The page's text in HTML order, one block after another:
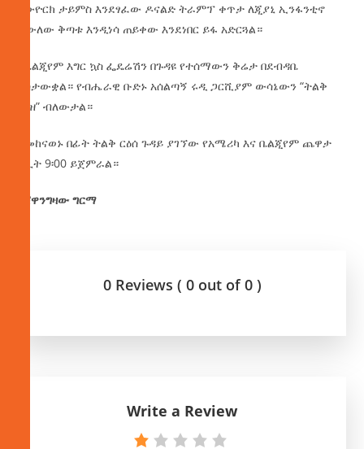
ኒውዮርክ ታይምስ እንደፃፈው ዶናልድ ትራምፕ ቀጥታ ለጂያኒ ኢንፋንቲኖ
ደውለው ቅጣቱ እንዲነሳ ጠይቀው እንደነበር ይፋ አድርጓል።
የቤልጂየም እግር ኳስ ፌዴሬሽን በጉዳዩ የተሰማውን ቅሬታ በደብዳቤ
አስታውቋል። የብሔራዊ ቡድኑ አሰልጣኝ ሩዲ ጋርሺያም ውሳኔውን “ትልቅ
ፌዝ” ብለውታል።
ከመከናወኑ በፊት ትልቅ ርዕሰ ጉዳይ ያገኘው የአሜሪካ እና ቤልጂየም ጨዋታ
ለሊት 9፡00 ይጀምራል።
በሸዋንግዛው ግርማ
0 Reviews ( 0 out of 0 )
Write a Review